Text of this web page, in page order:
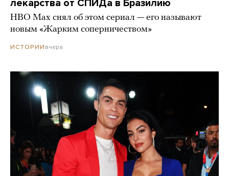
лекарства от СПИДа в Бразилию
HBO Max снял об этом сериал — его называют
новым «Жарким соперничеством»
ИСТОРИИ вчера